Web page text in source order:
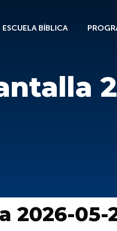
ESCUELA BÍBLICA
2026-05-